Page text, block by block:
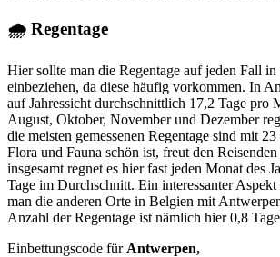
🌧 Regentage
Hier sollte man die Regentage auf jeden Fall
einbeziehen, da diese häufig vorkommen. In
auf Jahressicht durchschnittlich 17,2 Tage pro
August, Oktober, November und Dezember
die meisten gemessenen Regentage sind mit
Flora und Fauna schön ist, freut den
insgesamt regnet es hier fast jeden Monat des
Tage im Durchschnitt. Ein interessanter
man die anderen Orte in Belgien mit
Anzahl der Regentage ist nämlich hier 0,8
Einbettungscode für Antwerpen,